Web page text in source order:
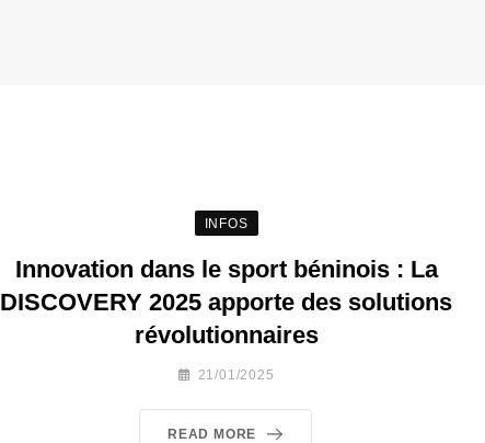
INFOS
Innovation dans le sport béninois : La
DISCOVERY 2025 apporte des solutions
révolutionnaires
21/01/2025
READ MORE